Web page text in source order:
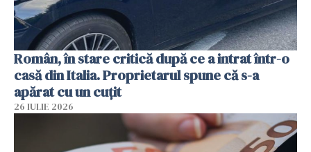
Român, în stare critică după ce a intrat într-o
casă din Italia. Proprietarul spune că s-a
apărat cu un cuțit
26 IULIE 2026